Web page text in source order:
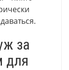
за
для